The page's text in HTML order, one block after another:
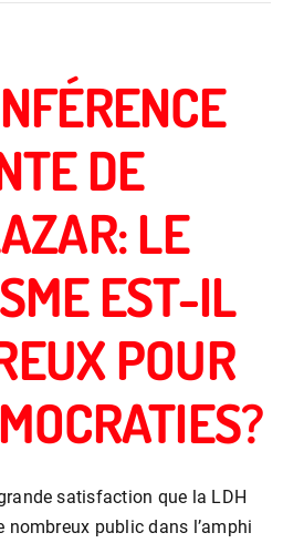
DE
LE
EST-IL
POUR
satisfaction que la LDH
nombreux public dans l’amphi